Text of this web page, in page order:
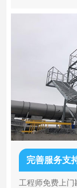
完善服务支
工程师免费上